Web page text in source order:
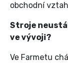
obchodní
Stroje
ve vývoji?
Ve Farmetu